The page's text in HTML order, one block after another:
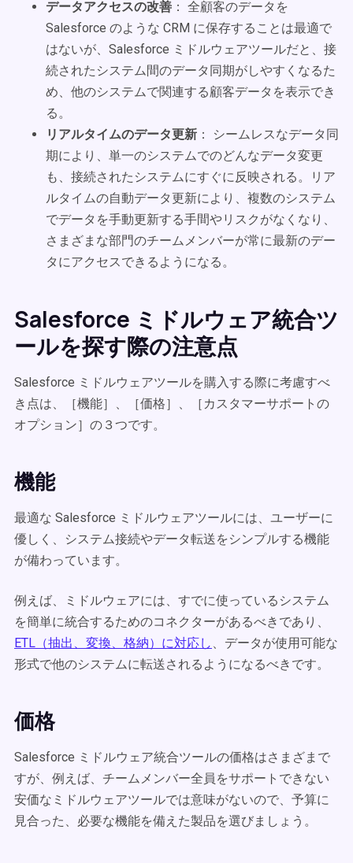
データアクセスの改善 ： 全顧客のデータを
Salesforce のような CRM に保存することは最適で
はないが、Salesforce ミドルウェアツールだと、接
続されたシステム間のデータ同期がしやすくなるた
め、他のシステムで関連する顧客データを表示でき
る。
リアルタイムのデータ更新 ： シームレスなデータ同
期により、単一のシステムでのどんなデータ変更
も、接続されたシステムにすぐに反映される。リア
ルタイムの自動データ更新により、複数のシステム
でデータを手動更新する手間やリスクがなくなり、
さまざまな部門のチームメンバーが常に最新のデー
タにアクセスできるようになる。
Salesforce ミドルウェア統合ツ
ールを探す際の注意点
Salesforce ミドルウェアツールを購入する際に考慮すべ
き点は、［機能］、［価格］、［カスタマーサポートの
オプション］の３つです。
機能
最適な Salesforce ミドルウェアツールには、ユーザーに
優しく、システム接続やデータ転送をシンプルする機能
が備わっています。
例えば、ミドルウェアには、すでに使っているシステム
を簡単に統合するためのコネクターがあるべきであり、
ETL（抽出、変換、格納）に対応し 、データが使用可能な
形式で他のシステムに転送されるようになるべきです。
価格
Salesforce ミドルウェア統合ツールの価格はさまざまで
すが、例えば、チームメンバー全員をサポートできない
安価なミドルウェアツールでは意味がないので、予算に
見合った、必要な機能を備えた製品を選びましょう。